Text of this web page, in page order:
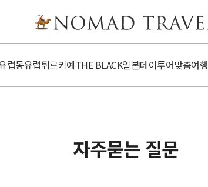
럽동유럽튀르키예​​THE BLACK일본데이투어맞춤여행
자주묻는 질문